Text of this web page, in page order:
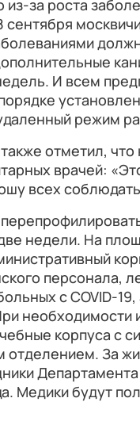
за роста
сентября
И всем
режим
отметил,
врачей:
всех
недели. На
персонала,
с COVID-
необходимости
корпуса с
За
Медики будут